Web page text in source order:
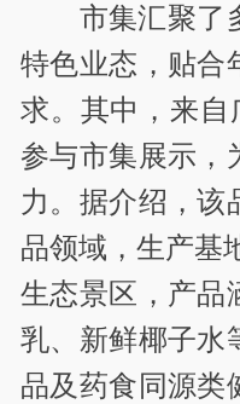
市集汇聚了
特色业态，贴合
求。其中，来自
参与市集展示，
力。据介绍，该
品领域，生产基
生态景区，产品
乳、新鲜椰子水
品及药食同源类